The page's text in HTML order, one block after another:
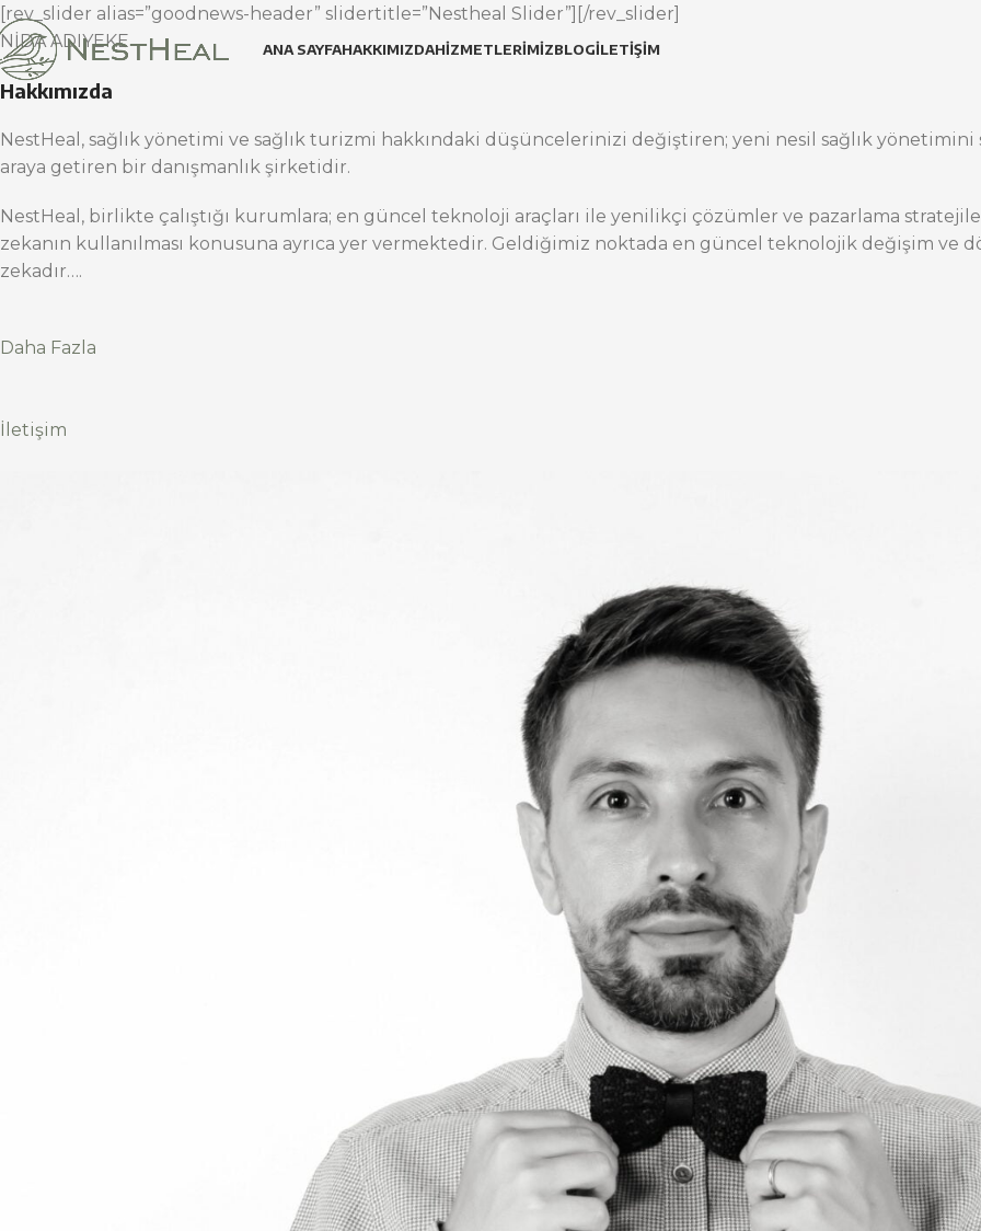
ANA SAYFAHAKKIMIZDAHIZMETLERIMIZBLOGİLETIŞIM
[rev_slider alias=”goodnews-header” slidertitle=”Nestheal Slider”][/rev_slider]
NİDA ADIYEKE
Hakkımızda
NestHeal, sağlık yönetimi ve sağlık turizmi hakkındaki düşüncelerinizi değiştiren; yeni nesil sağlık
araya getiren bir danışmanlık şirketidir.
NestHeal, birlikte çalıştığı kurumlara; en güncel teknoloji araçları ile yenilikçi çözümler ve pazarlama
zekanın kullanılması konusuna ayrıca yer vermektedir. Geldiğimiz noktada en güncel teknolojik değişim ve
zekadır….
Daha Fazla
İletişim